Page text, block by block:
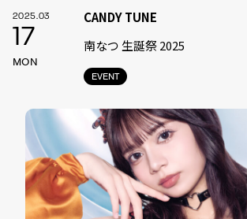
2025.03
17
MON
EVENT
CANDY TUNE
南なつ 生誕祭 2025